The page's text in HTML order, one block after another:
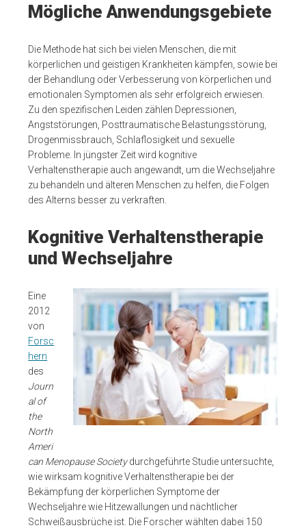
Mögliche Anwendungsgebiete
Die Methode hat sich bei vielen Menschen, die mit
körperlichen und geistigen Krankheiten kämpfen, sowie bei
der Behandlung oder Verbesserung von körperlichen und
emotionalen Symptomen als sehr erfolgreich erwiesen.
Zu den spezifischen Leiden zählen Depressionen,
Angststörungen, Posttraumatische Belastungsstörung,
Drogenmissbrauch, Schlaflosigkeit und sexuelle
Probleme. In jüngster Zeit wird kognitive
Verhaltenstherapie auch angewandt, um die Wechseljahre
zu behandeln und älteren Menschen zu helfen, die Folgen
des Alterns besser zu verkraften.
Kognitive Verhaltenstherapie
und Wechseljahre
Eine
2012
von
Forsc
hern
des
Journ
al of
the
North
Ameri
can Menopause Societydurchgeführte Studie untersuchte,
wie wirksam kognitive Verhaltenstherapie bei der
Bekämpfung der körperlichen Symptome der
Wechseljahre wie Hitzewallungen und nächtlicher
Schweißausbrüche ist. Die Forscher wählten dabei 150